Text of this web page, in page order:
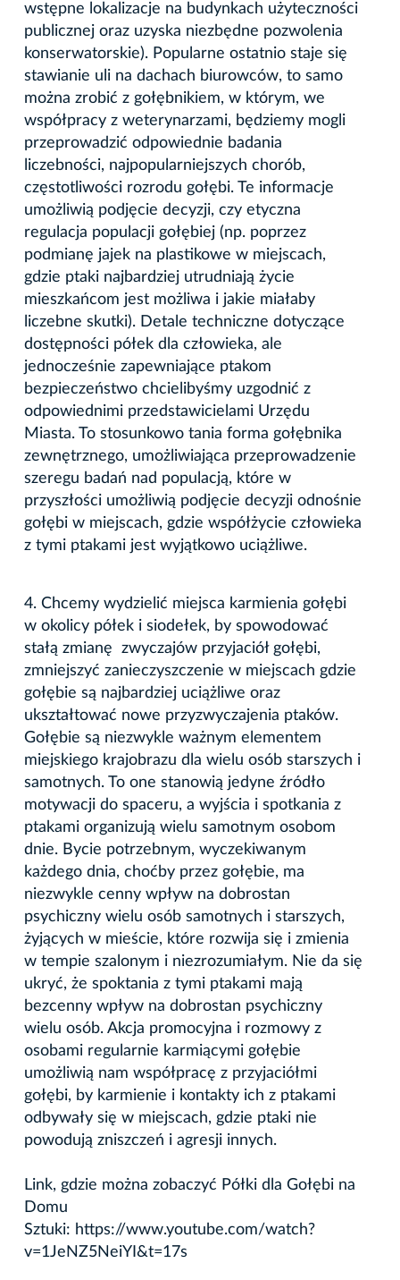
wstępne lokalizacje na budynkach użyteczności
publicznej oraz uzyska niezbędne pozwolenia
konserwatorskie). Popularne ostatnio staje się
stawianie uli na dachach biurowców, to samo
można zrobić z gołębnikiem, w którym, we
współpracy z weterynarzami, będziemy mogli
przeprowadzić odpowiednie badania
liczebności, najpopularniejszych chorób,
częstotliwości rozrodu gołębi. Te informacje
umożliwią podjęcie decyzji, czy etyczna
regulacja populacji gołębiej (np. poprzez
podmianę jajek na plastikowe w miejscach,
gdzie ptaki najbardziej utrudniają życie
mieszkańcom jest możliwa i jakie miałaby
liczebne skutki). Detale techniczne dotyczące
dostępności półek dla człowieka, ale
jednocześnie zapewniające ptakom
bezpieczeństwo chcielibyśmy uzgodnić z
odpowiednimi przedstawicielami Urzędu
Miasta. To stosunkowo tania forma gołębnika
zewnętrznego, umożliwiająca przeprowadzenie
szeregu badań nad populacją, które w
przyszłości umożliwią podjęcie decyzji odnośnie
gołębi w miejscach, gdzie współżycie człowieka
z tymi ptakami jest wyjątkowo uciążliwe.
4. Chcemy wydzielić miejsca karmienia gołębi
w okolicy półek i siodełek, by spowodować
stałą zmianę zwyczajów przyjaciół gołębi,
zmniejszyć zanieczyszczenie w miejscach gdzie
gołębie są najbardziej uciążliwe oraz
ukształtować nowe przyzwyczajenia ptaków.
Gołębie są niezwykle ważnym elementem
miejskiego krajobrazu dla wielu osób starszych i
samotnych. To one stanowią jedyne źródło
motywacji do spaceru, a wyjścia i spotkania z
ptakami organizują wielu samotnym osobom
dnie. Bycie potrzebnym, wyczekiwanym
każdego dnia, choćby przez gołębie, ma
niezwykle cenny wpływ na dobrostan
psychiczny wielu osób samotnych i starszych,
żyjących w mieście, które rozwija się i zmienia
w tempie szalonym i niezrozumiałym. Nie da się
ukryć, że spoktania z tymi ptakami mają
bezcenny wpływ na dobrostan psychiczny
wielu osób. Akcja promocyjna i rozmowy z
osobami regularnie karmiącymi gołębie
umożliwią nam współpracę z przyjaciółmi
gołębi, by karmienie i kontakty ich z ptakami
odbywały się w miejscach, gdzie ptaki nie
powodują zniszczeń i agresji innych.
Link, gdzie można zobaczyć Półki dla Gołębi na
Domu
Sztuki: https://www.youtube.com/watch?
v=1JeNZ5NeiYI&t=17s